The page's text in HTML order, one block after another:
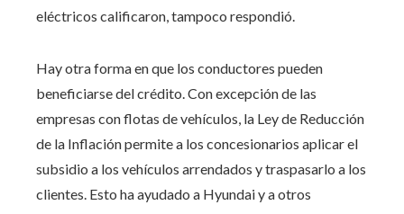
eléctricos calificaron, tampoco respondió.
Hay otra forma en que los conductores pueden
beneficiarse del crédito. Con excepción de las
empresas con flotas de vehículos, la Ley de Reducción
de la Inflación permite a los concesionarios aplicar el
subsidio a los vehículos arrendados y traspasarlo a los
clientes. Esto ha ayudado a Hyundai y a otros